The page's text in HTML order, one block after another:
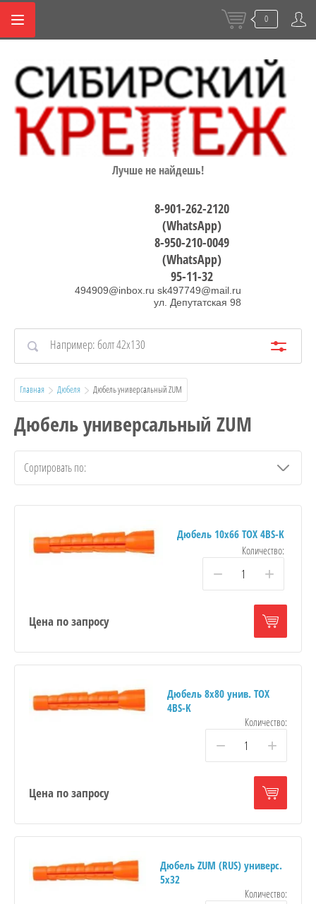
0
Лучше не найдешь!
8-901-262-2120
(WhatsApp)
8-950-210-0049
(WhatsApp)
95-11-32
494909@inbox.ru sk497749@mail.ru
ул. Депутатская 98
Главная Дюбеля
  Дюбель универсальный ZUM
Дюбель универсальный ZUM
Сортировать по:
Дюбель 10х66 TOX 4BS-K
Количество:
− +
Цена по запросу
Дюбель 8х80 унив. TOX
4BS-K
Количество:
− +
Цена по запросу
Дюбель ZUM (RUS) универс.
5х32
Количество: